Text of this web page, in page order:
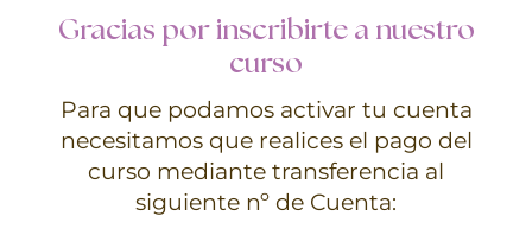
TERAPIAS
Gracias por inscribirte a nuestro
curso
Para que podamos activar tu cuenta
necesitamos que realices el pago del
curso mediante transferencia al
siguiente nº de Cuenta: